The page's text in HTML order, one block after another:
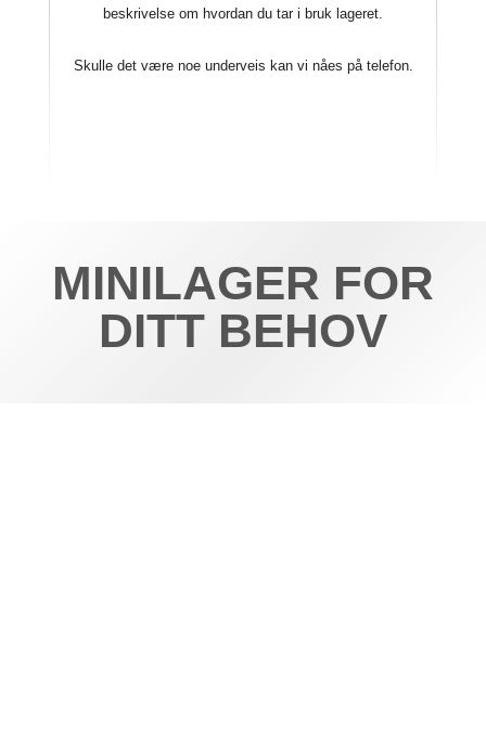
beskrivelse om hvordan du tar i bruk lageret.
Skulle det være noe underveis kan vi nåes på telefon.
MINILAGER FOR
DITT BEHOV